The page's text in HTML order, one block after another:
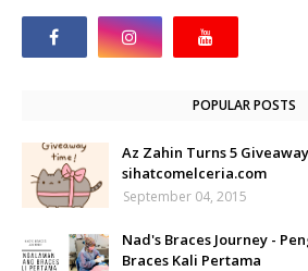
POPULAR POSTS
Az Zahin Turns 5
sihatcomelceria.com
September 04, 2015
Nad's Braces Journey -
Braces Kali Pertama